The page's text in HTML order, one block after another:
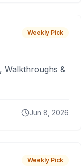
Weekly Pick
Walkthroughs &
Jun 8, 2026
Weekly Pick